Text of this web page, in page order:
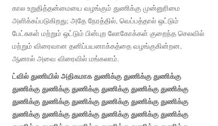
கால உறுதித்தன்மையை வழங்கும் துணிக்கு முன்னுரிமை
அளிக்கப்படுகிறது; அதே நேரத்தில், வெப்பத்தால் ஒட்டும்
பேட்சுகள் மற்றும் ஒட்டும் பின்புற லோகோக்கள் குறைந்த செலவில்
மற்றும் விரைவான தனிப்பயனாக்கத்தை வழங்குகின்றன,
ஆனால் அவை விரைவில் மங்கலாம்.
ட்வில் துணியில் அதிகமாக துணிக்கு துணிக்கு துணிக்கு
துணிக்கு துணிக்கு துணிக்கு துணிக்கு துணிக்கு துணிக்கு
துணிக்கு துணிக்கு துணிக்கு துணிக்கு துணிக்கு துணிக்கு
துணிக்கு துணிக்கு துணிக்கு துணிக்கு துணிக்கு துணிக்கு